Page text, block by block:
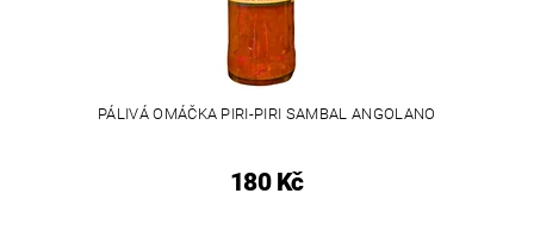
PÁLIVÁ OMÁČKA PIRI-PIRI SAMBAL ANGOLANO
180 Kč